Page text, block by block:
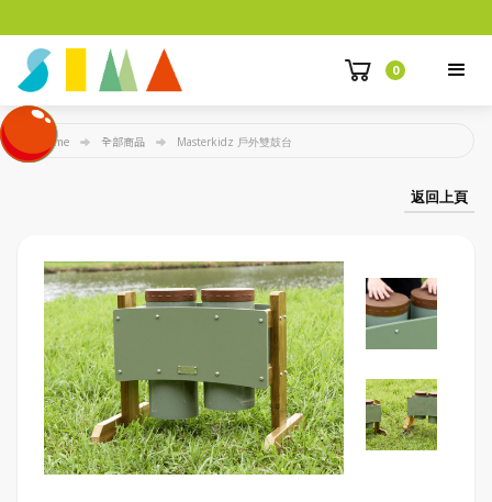
0
Home 全部商品 Masterkidz 戶外雙鼓台
返回上頁